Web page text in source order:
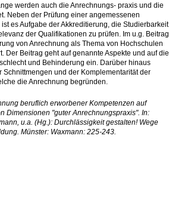
werden auch die Anrechnungs- praxis und die
Neben der Prüfung einer angemessenen
es Aufgabe der Akkreditierung, die Studierbarkeit
der Qualifikationen zu prüfen. Im u.g. Beitrag
von Anrechnung als Thema von Hochschulen
Der Beitrag geht auf genannte Aspekte und auf die
und Behinderung ein. Darüber hinaus
und der Komplementarität der
die Anrechnung begründen.
beruflich erworbener Kompetenzen auf
Dimensionen "guter Anrechnungspraxis". In:
u.a. (Hg.): Durchlässigkeit gestalten! Wege
Münster: Waxmann: 225-243.